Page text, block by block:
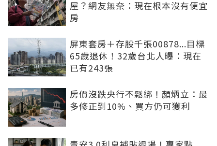
屋？網友無奈：現在根本沒有便宜
房
屏東套房＋存股千張00878...目標
65歲退休！32歲台北人曝：現在
已有243張
房價沒跌央行不鬆綁！顏炳立：最
多修正到10%、買方仍可獲利